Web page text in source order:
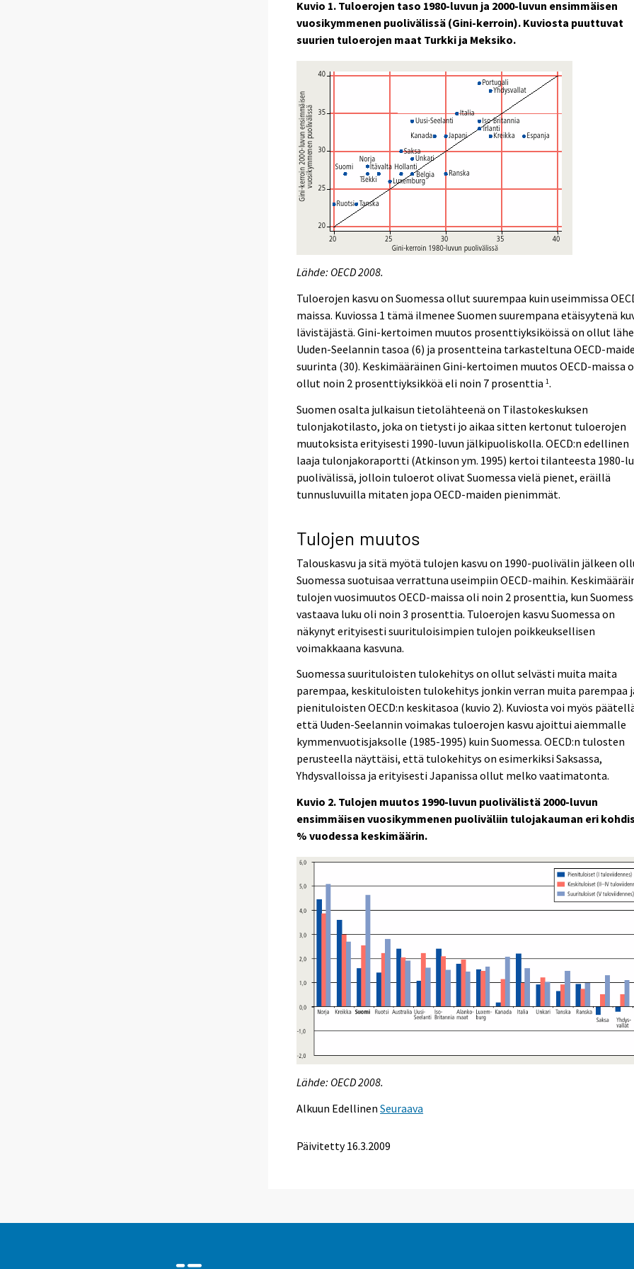
Kuvio 1. Tuloerojen taso 1980-luvun ja 2000-luvun ensimmäisen
vuosikymmenen puolivälissä (Gini-kerroin). Kuviosta puuttuvat
suurien tuloerojen maat Turkki ja Meksiko.
Lähde: OECD 2008.
Tuloerojen kasvu on Suomessa ollut suurempaa kuin useimmissa
maissa. Kuviossa 1 tämä ilmenee Suomen suurempana etäisyytenä
lävistäjästä. Gini-kertoimen muutos prosenttiyksiköissä on ollut
Uuden-Seelannin tasoa (6) ja prosentteina tarkasteltuna OECD-
suurinta (30). Keskimääräinen Gini-kertoimen muutos OECD-maissa
ollut noin 2 prosenttiyksikköä eli noin 7 prosenttia1.
Suomen osalta julkaisun tietolähteenä on Tilastokeskuksen
tulonjakotilasto, joka on tietysti jo aikaa sitten kertonut tuloerojen
muutoksista erityisesti 1990-luvun jälkipuoliskolla. OECD:n edellinen
laaja tulonjakoraportti (Atkinson ym. 1995) kertoi tilanteesta 1980-
puolivälissä, jolloin tuloerot olivat Suomessa vielä pienet, eräillä
tunnusluvuilla mitaten jopa OECD-maiden pienimmät.
Tulojen muutos
Talouskasvu ja sitä myötä tulojen kasvu on 1990-puolivälin jälkeen
Suomessa suotuisaa verrattuna useimpiin OECD-maihin.
tulojen vuosimuutos OECD-maissa oli noin 2 prosenttia, kun
vastaava luku oli noin 3 prosenttia. Tuloerojen kasvu Suomessa on
näkynyt erityisesti suurituloisimpien tulojen poikkeuksellisen
voimakkaana kasvuna.
Suomessa suurituloisten tulokehitys on ollut selvästi muita maita
parempaa, keskituloisten tulokehitys jonkin verran muita parempaa
pienituloisten OECD:n keskitasoa (kuvio 2). Kuviosta voi myös
että Uuden-Seelannin voimakas tuloerojen kasvu ajoittui aiemmalle
kymmenvuotisjaksolle (1985-1995) kuin Suomessa. OECD:n tulosten
perusteella näyttäisi, että tulokehitys on esimerkiksi Saksassa,
Yhdysvalloissa ja erityisesti Japanissa ollut melko vaatimatonta.
Kuvio 2. Tulojen muutos 1990-luvun puolivälistä 2000-luvun
ensimmäisen vuosikymmenen puoliväliin tulojakauman eri
% vuodessa keskimäärin.
Lähde: OECD 2008.
Alkuun Edellinen Seuraava
Päivitetty16.3.2009